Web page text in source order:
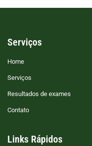
Serviços
Home
Serviços
Resultados de exames
Contato
Links Rápidos